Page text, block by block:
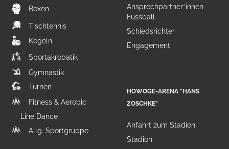
Boxen
Tischtennis
Kegeln
Sportakrobatik
Gymnastik
Turnen
Fitness & Aerobic
Line Dance
Allg. Sportgruppe
Ansprechpartner*innen
Fussball
Schiedsrichter
Engagement
HOWOGE-ARENA "HANS
ZOSCHKE"
Anfahrt zum Stadion
Stadion